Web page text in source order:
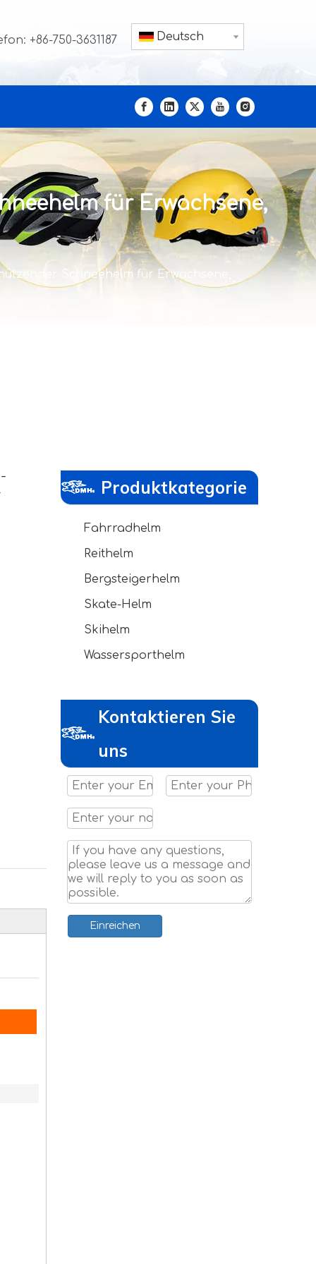
+86-750-3631187 Deutsch
für Erwachsene,
Schneehelm für Erwachsene,
Produktkategorie
Fahrradhelm
Reithelm
Bergsteigerhelm
Skate-Helm
Skihelm
Wassersporthelm
Kontaktieren Sie
uns
Einreichen